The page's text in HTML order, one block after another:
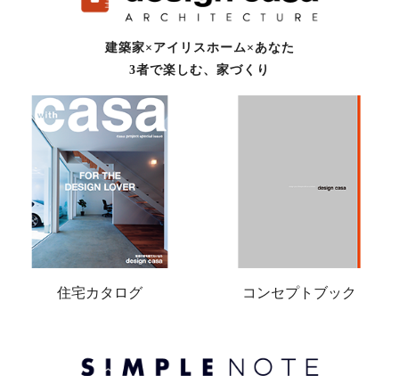
建築家×アイリスホーム×あなた
3者で楽しむ、家づくり
住宅カタログ コンセプトブック